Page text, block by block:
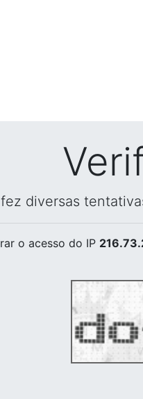
diversas
o acesso do IP